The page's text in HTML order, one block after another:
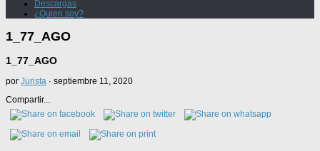
Descargas
¿Quien soy?
1_77_AGO
1_77_AGO
por Jurista · septiembre 11, 2020
Compartir...